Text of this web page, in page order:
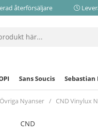
återförsäljare
Sans Soucis Sebastian
Övriga Nyanser CND Vinylux
CND